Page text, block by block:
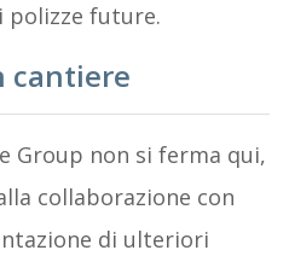
polizze future.
cantiere
Group non si ferma qui,
collaborazione con
di ulteriori